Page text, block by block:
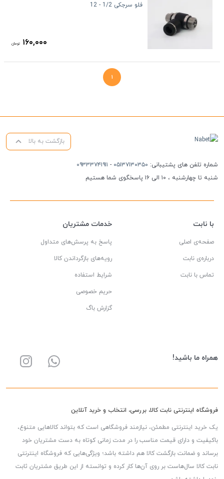
فلو سرجکی 1/2 - 12
۱۶۰,۰۰۰ تومان
۱
بازگشت به بالا
شماره تلفن های پشتیبانی: ۰۵۱۳۷۱۳۰۳۵۰ - ۰۹۳۳۳۷۴۱۹۱۱
شنبه تا چهارشنبه ، ۱۰ الی ۱۶ پاسخگوی شما هستیم
با نابت
صفحه‌ی اصلی
درباره‌ی نابت
تماس با نابت
خدمات مشتریان
پاسخ به پرسش‌های متداول
رویه‌های بازگرداندن کالا
شرایط استفاده
حریم خصوصی
گزارش باگ
همراه ما باشید!
فروشگاه اینترنتی نابت کالا، بررسی، انتخاب و خرید آنلاین
یک خرید اینترنتی مطمئن، نیازمند فروشگاهی است که بتواند کالاهایی متنوع،
باکیفیت و دارای قیمت مناسب را در مدت زمانی کوتاه به دست مشتریان خود
برساند و ضمانت بازگشت کالا هم داشته باشد؛ ویژگی‌هایی که فروشگاه اینترنتی
نابت کالا سال‌هاست بر روی آن‌ها کار کرده و توانسته از این طریق مشتریان ثابت